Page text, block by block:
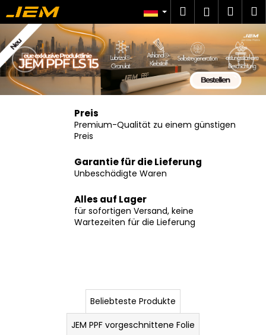
Zum
Inhalt
springen
Suchen
Login
J
E
M
P
Zurück
Preis
Premium-Qualität zu einem günstigen
Preis
Garantie für die Lieferung
Unbeschädigte Waren
Alles auf Lager
für sofortigen Versand, keine
Wartezeiten für die Lieferung
Beliebteste Produkte
JEM PPF vorgeschnittene Folie
a
r
e
n
k
o
Zurück
zum
Zurück
zum
W
a
s
SUCHEN